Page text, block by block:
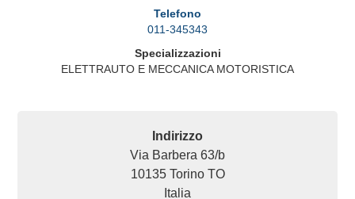
Telefono
011-345343
Specializzazioni
ELETTRAUTO E MECCANICA MOTORISTICA
Indirizzo
Via Barbera 63/b
10135 Torino TO
Italia